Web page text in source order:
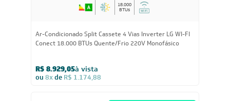
18.000
BTUs
Ar-Condicionado Split Cassete 4 Vias Inverter LG WI-FI
Conect 18.000 BTUs Quente/Frio 220V Monofásico
R$ 8.929,05à vista
ou 8xde R$ 1.174,88